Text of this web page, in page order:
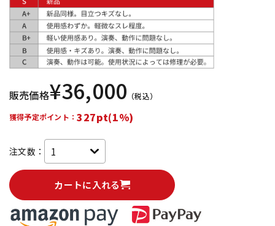
中古
販売価格¥36,000 （税込）
獲得予定ポイント：327pt(1%)
注文数：
カートに入れる